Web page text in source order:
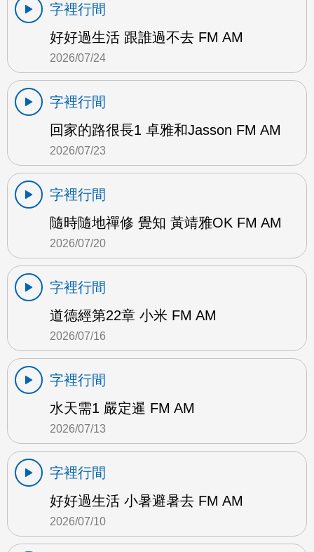
字裡行間
好好過生活 跟誰過不去 FM AM
2026/07/24
字裡行間
回家的路很長1 卓雅和Jasson FM AM
2026/07/23
字裡行間
隨時隨地禪修 覺知 黃靖雅OK FM AM
2026/07/20
字裡行間
道德經第22章 小米 FM AM
2026/07/16
字裡行間
水天需1 嚴定暹 FM AM
2026/07/13
字裡行間
好好過生活 小暑避暑去 FM AM
2026/07/10